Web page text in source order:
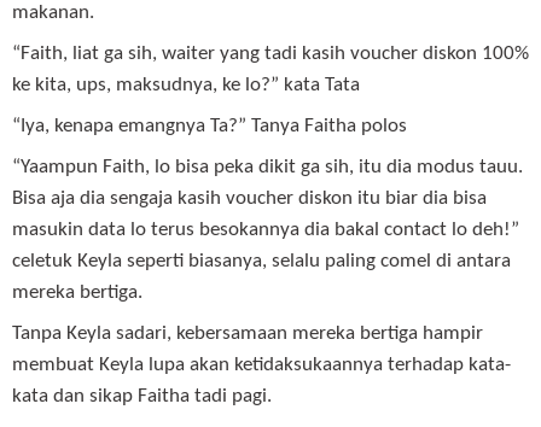
makanan.
“Faith, liat ga sih, waiter yang tadi kasih voucher diskon 100%
ke kita, ups, maksudnya, ke lo?” kata Tata
“Iya, kenapa emangnya Ta?” Tanya Faitha polos
“Yaampun Faith, lo bisa peka dikit ga sih, itu dia modus tauu.
Bisa aja dia sengaja kasih voucher diskon itu biar dia bisa
masukin data lo terus besokannya dia bakal contact lo deh!”
celetuk Keyla seperti biasanya, selalu paling comel di antara
mereka bertiga.
Tanpa Keyla sadari, kebersamaan mereka bertiga hampir
membuat Keyla lupa akan ketidaksukaannya terhadap kata-
kata dan sikap Faitha tadi pagi.